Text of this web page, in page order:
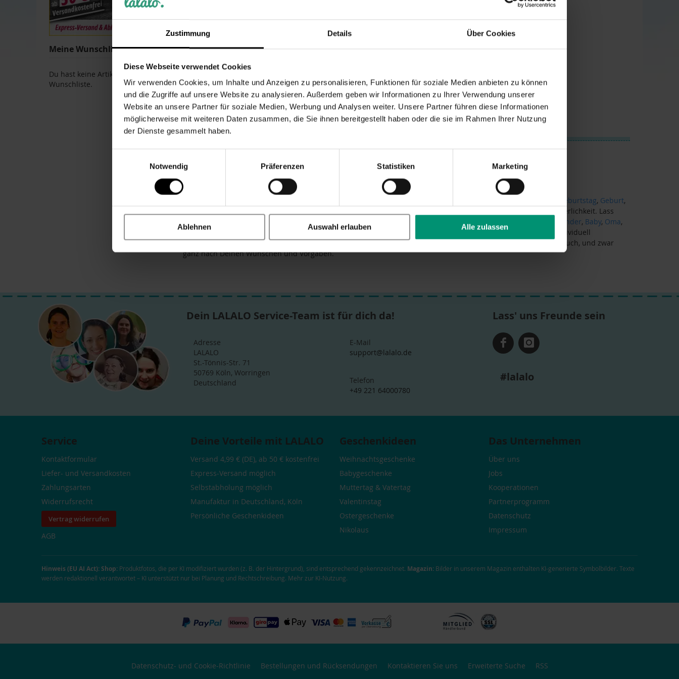
Zustimmung Details Über Cookies
Diese Webseite verwendet Cookies
Wir verwenden Cookies, um Inhalte und Anzeigen zu personalisieren, Funktionen für soziale Medien anbieten zu können
und die Zugriffe auf unsere Website zu analysieren. Außerdem geben wir Informationen zu Ihrer Verwendung unserer
Website an unsere Partner für soziale Medien, Werbung und Analysen weiter. Unsere Partner führen diese Informationen
möglicherweise mit weiteren Daten zusammen, die Sie ihnen bereitgestellt haben oder die sie im Rahmen Ihrer Nutzung
der Dienste gesammelt haben.
Notwendig
Präferenzen Statistiken Marketing
Ablehnen Auswahl erlauben Alle zulassen
100
% of100
7,99 €
Inkl. 19% Steuern ,exkl. Versandkosten
ZUR
WUNSCHLISTE
Inkl. 19% Steuern exkl. Versandkosten
ZUR
WUNSCHLISTE
Das passende Geschenk finden
Geburtstag, Geburt,
, zum Jubiläum oder zu jeder anderen Gelegenheit bzw. Feierlichkeit. Lass
Dich von unserem
inspirieren und entdecke wundervolle Geschenke für Deinen Kinder, Baby, Oma,
Opaoder jene, die Du sonst beschenken möchtest. Hast Du das Passende gefunden, kannst Du es außerdem individuell
personalisieren lassen. Denn bei uns gibt es nicht nur Geschenke. Wir besticken, bedrucken oder gravieren sie auch, und zwar
ganz nach Deinen Wünschen und Vorgaben.
Meine Wunschliste
Du hast keine Artikel auf deiner
Wunschliste.
Dein LALALO Service-Team ist für dich da!
Adresse
LALALO
St.-Tönnis-Str. 71
50769 Köln, Worringen
Deutschland
E-Mail
support@lalalo.de
Telefon
+49 221 64000780
Lass' uns Freunde sein
#lalalo
Service
Kontaktformular
Liefer- und Versandkosten
Zahlungsarten
Widerrufsrecht
Vertrag widerrufen
AGB
Deine Vorteile mit LALALO
Versand 4,99 € (DE), ab 50 € kostenfrei
Express-Versand möglich
Selbstabholung möglich
Manufaktur in Deutschland, Köln
Persönliche Geschenkideen
Geschenkideen
Weihnachtsgeschenke
Babygeschenke
Muttertag & Vatertag
Valentinstag
Ostergeschenke
Nikolaus
Das Unternehmen
Über uns
Jobs
Kooperationen
Partnerprogramm
Datenschutz
Impressum
Hinweis (EU AI Act):Shop: Produktfotos, die per KI modifiziert wurden (z. B. der Hintergrund), sind entsprechend gekennzeichnet. Magazin: Bilder in unserem Magazin enthalten KI-generierte Symbolbilder. Texte
werden redaktionell verantwortet – KI unterstützt nur bei Planung und Rechtschreibung. Mehr zur KI-Nutzung.
Datenschutz- und Cookie-Richtlinie Bestellungen und Rücksendungen Kontaktieren Sie uns Erweiterte Suche RSS